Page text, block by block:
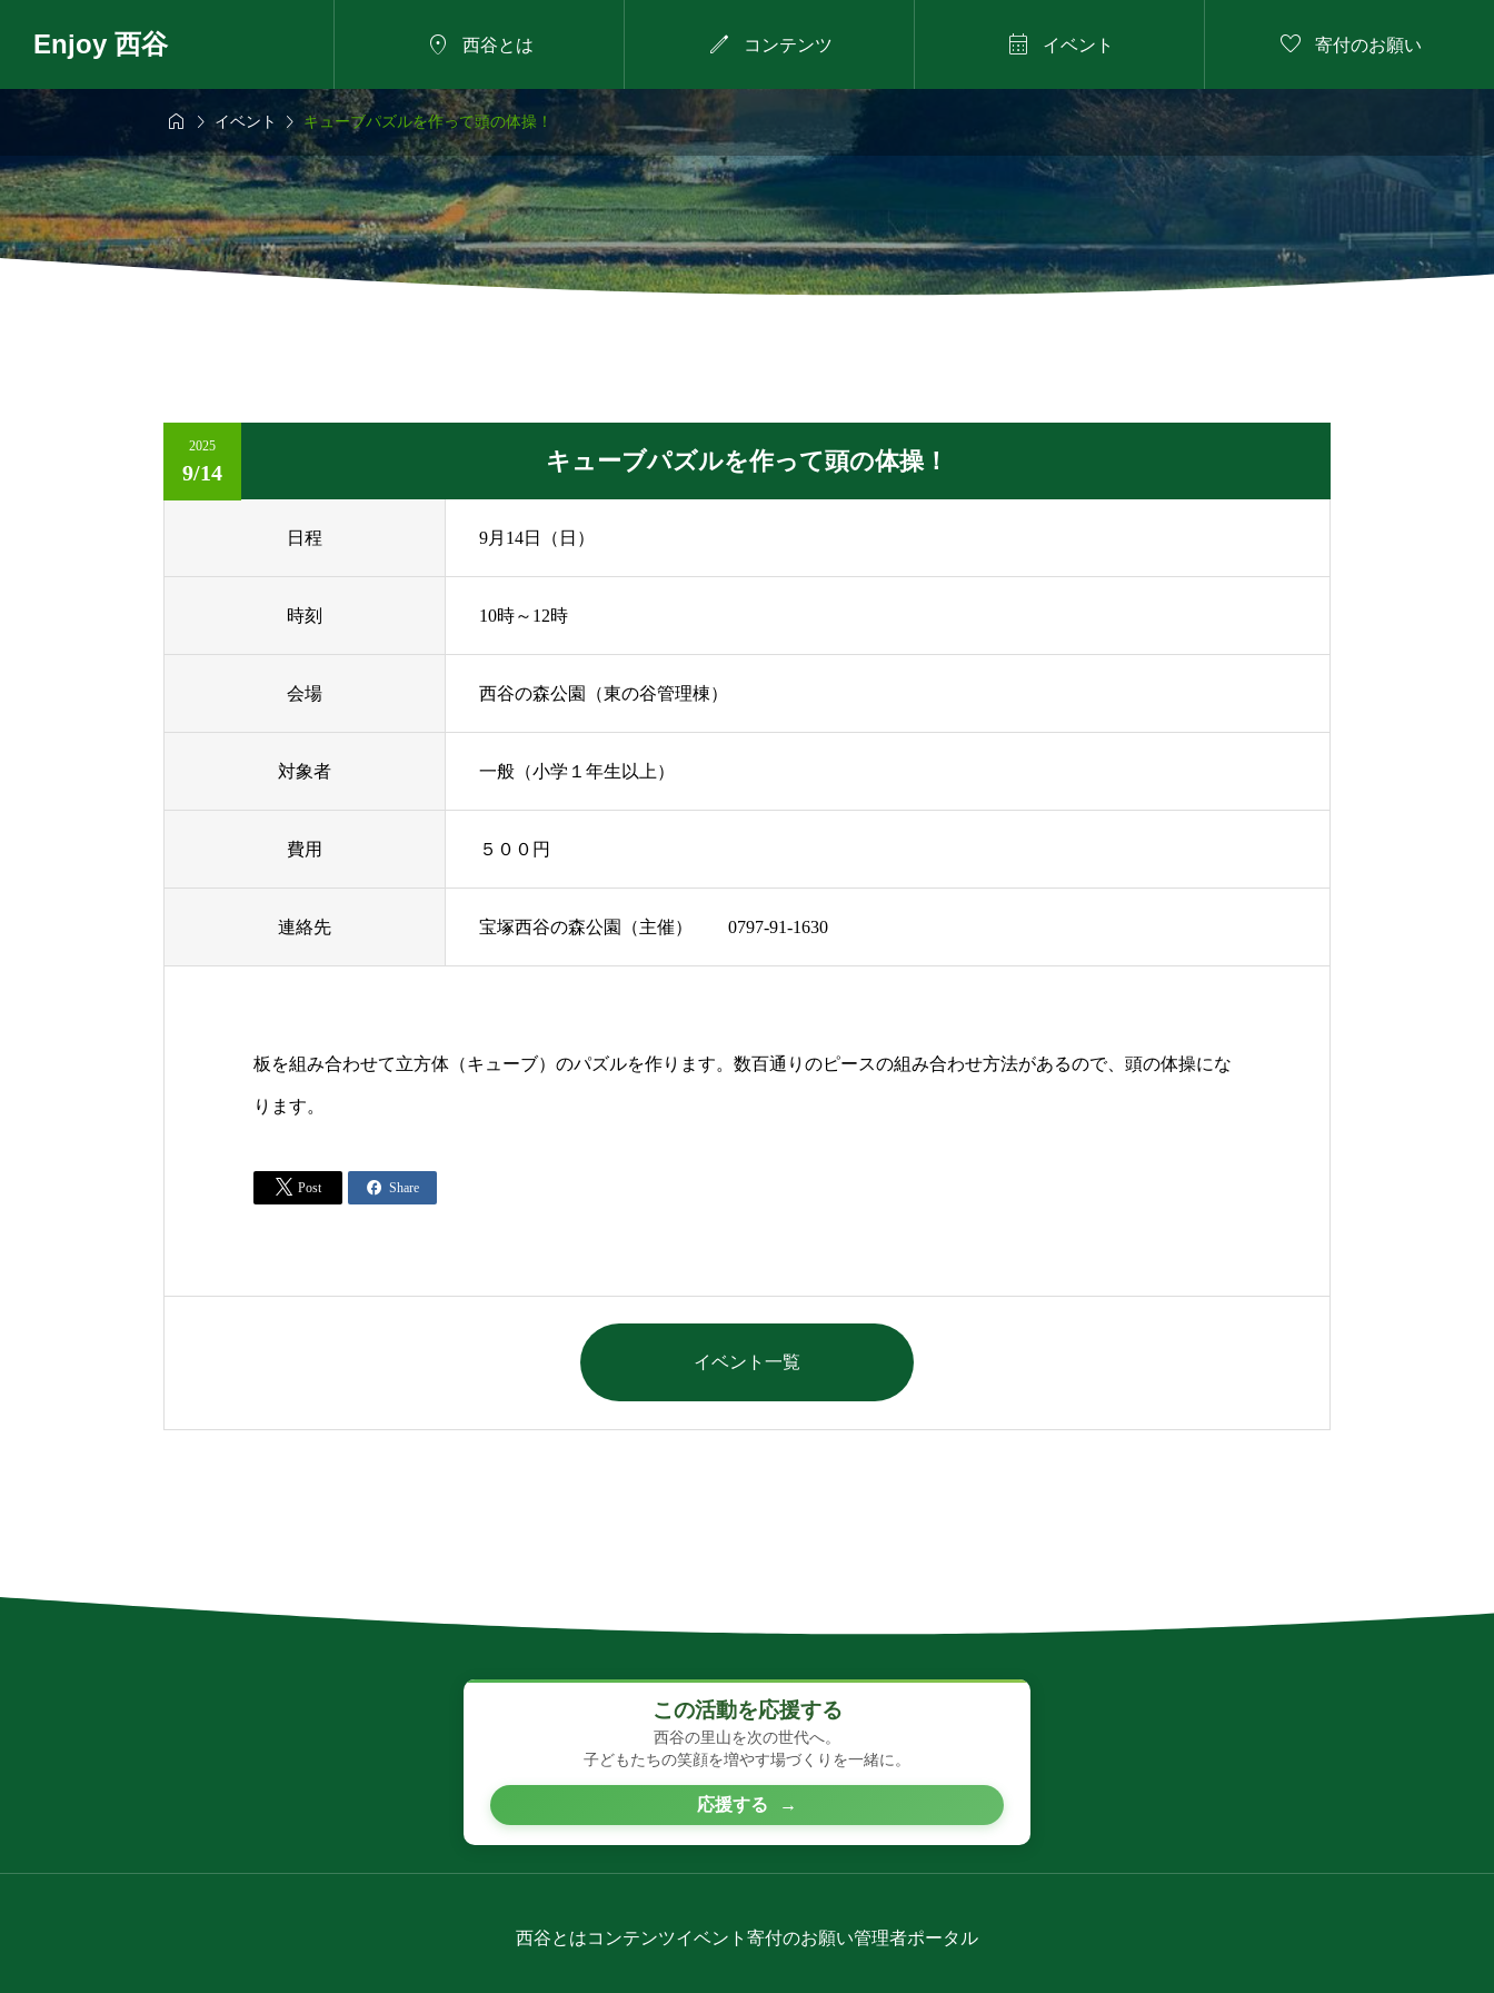
Enjoy 西谷  西谷とは  コンテンツ  イベント  寄付のお願い
で夏祭り！～
しと小さな縁
2026年8月11日
西谷で見つける！わが
まちのお宝プロジェク
ト（第3回）
2026年8月11日
にしたに野菜のバーベ
キュー
2026年8月13日
プール遊び
 
 イベント  キューブパズルを作って頭の体操！
2025
9/14 キューブパズルを作って頭の体操！
日程 9月14日（日）
時刻 10時～12時
会場 西谷の森公園（東の谷管理棟）
対象者 一般（小学１年生以上）
費用 ５００円
連絡先 宝塚西谷の森公園（主催） 0797-91-1630
板を組み合わせて立方体（キューブ）のパズルを作ります。数百通りのピースの組み合わせ方法があるので、頭の体操にな
ります。
 Post  Share
イベント一覧
この活動を応援する
西谷の里山を次の世代へ。
子どもたちの笑顔を増やす場づくりを一緒に。
応援する →
西谷とはコンテンツイベント 寄付のお願い管理者ポータル